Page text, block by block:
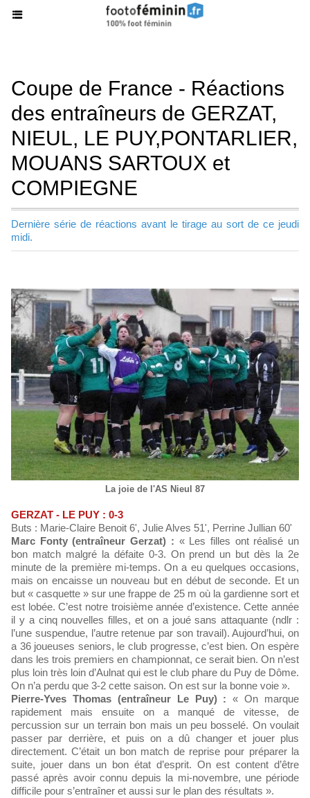
Coupe de France - Réactions
des entraîneurs de GERZAT,
NIEUL, LE PUY,PONTARLIER,
MOUANS SARTOUX et
COMPIEGNE
Dernière série de réactions avant le tirage au sort de ce jeudi
midi.
La joie de l'AS Nieul 87
GERZAT - LE PUY : 0-3
Buts : Marie-Claire Benoit 6', Julie Alves 51', Perrine Jullian 60'
Marc Fonty (entraîneur Gerzat) : « Les filles ont réalisé un
bon match malgré la défaite 0-3. On prend un but dès la 2e
minute de la première mi-temps. On a eu quelques occasions,
mais on encaisse un nouveau but en début de seconde. Et un
but « casquette » sur une frappe de 25 m où la gardienne sort et
est lobée. C’est notre troisième année d’existence. Cette année
il y a cinq nouvelles filles, et on a joué sans attaquante (ndlr :
l’une suspendue, l’autre retenue par son travail). Aujourd’hui, on
a 36 joueuses seniors, le club progresse, c’est bien. On espère
dans les trois premiers en championnat, ce serait bien. On n’est
plus loin très loin d’Aulnat qui est le club phare du Puy de Dôme.
On n’a perdu que 3-2 cette saison. On est sur la bonne voie ».
Pierre-Yves Thomas (entraîneur Le Puy) : « On marque
rapidement mais ensuite on a manqué de vitesse, de
percussion sur un terrain bon mais un peu bosselé. On voulait
passer par derrière, et puis on a dû changer et jouer plus
directement. C’était un bon match de reprise pour préparer la
suite, jouer dans un bon état d’esprit. On est content d’être
passé après avoir connu depuis la mi-novembre, une période
difficile pour s’entraîner et aussi sur le plan des résultats ».